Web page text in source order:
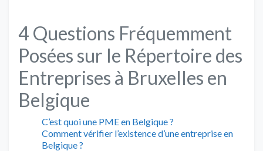
4 Questions Fréquemment
Posées sur le Répertoire des
Entreprises à Bruxelles en
Belgique
C’est quoi une PME en Belgique ?
Comment vérifier l’existence d’une entreprise en
Belgique ?